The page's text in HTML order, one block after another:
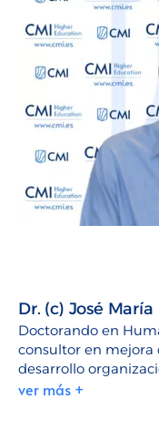
Dr. (c) José
Doctorando en
consultor en mejora
desarrollo
ver más +